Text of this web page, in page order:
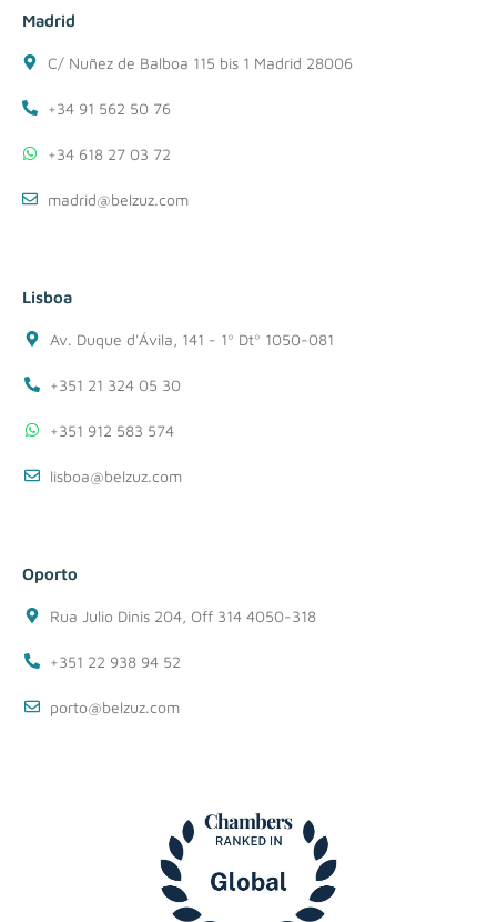
Madrid
C/ Nuñez de Balboa 115 bis 1 Madrid 28006
+34 91 562 50 76
+34 618 27 03 72
madrid@belzuz.com
Lisboa
Av. Duque d'Ávila, 141 - 1º Dtº 1050-081
+351 21 324 05 30
+351 912 583 574
lisboa@belzuz.com
Oporto
Rua Julio Dinis 204, Off 314 4050-318
+351 22 938 94 52
porto@belzuz.com